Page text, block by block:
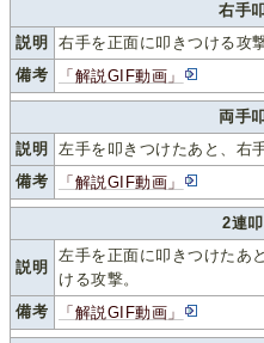
右手
説明
右手を正面に叩きつける攻
備考
「解説GIF動画」
両手
説明
左手を叩きつけたあと、右
備考
「解説GIF動画」
2連
説明
左手を正面に叩きつけたあ
ける攻撃。
備考
「解説GIF動画」